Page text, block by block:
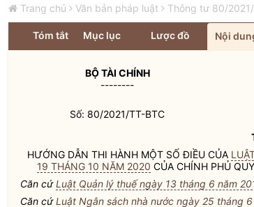
Trang chủ Văn bản pháp luật Thông tư 80/
Tóm tắt Mục lục Lược đồ Nội
BỘ TÀI CHÍNH
--------
Số: 80/2021/TT-BTC
HƯỚNG DẪN THI HÀNH MỘT SỐ ĐIỀU CỦA
19 THÁNG 10 NĂM 2020 CỦA CHÍNH PHỦ
Căn cứLuật Quản lý thuế ngày 13 tháng 6 năm
Căn cứLuật Ngân sách nhà nước ngày 25 tháng 6